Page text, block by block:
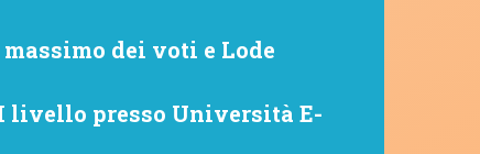
dei voti e Lode
livello presso Università E-